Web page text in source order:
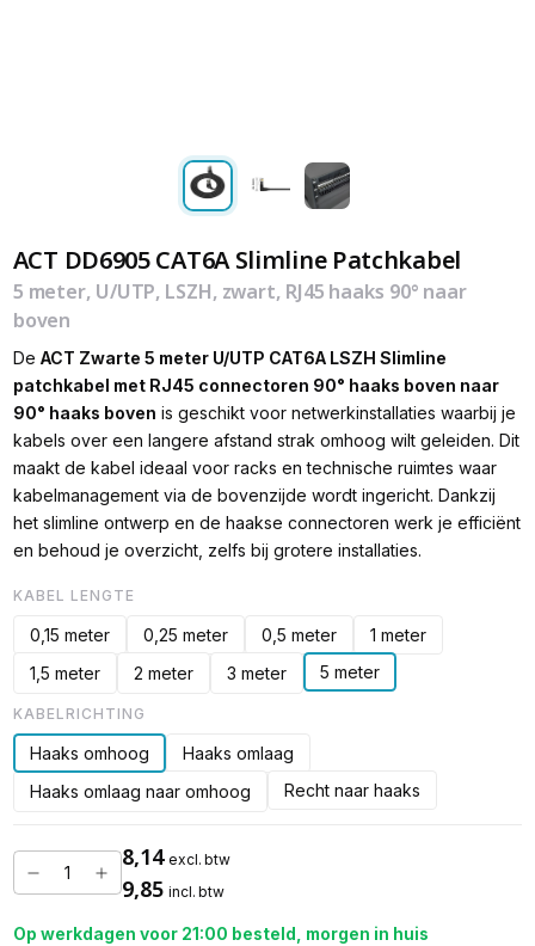
ACT DD6905 CAT6A Slimline Patchkabel
5 meter, U/UTP, LSZH, zwart, RJ45 haaks 90° naar
boven
De ACT Zwarte 5 meter U/UTP CAT6A LSZH Slimline
patchkabel met RJ45 connectoren 90° haaks boven naar
90° haaks boven is geschikt voor netwerkinstallaties waarbij je
kabels over een langere afstand strak omhoog wilt geleiden. Dit
maakt de kabel ideaal voor racks en technische ruimtes waar
kabelmanagement via de bovenzijde wordt ingericht. Dankzij
het slimline ontwerp en de haakse connectoren werk je efficiënt
en behoud je overzicht, zelfs bij grotere installaties.
KABEL LENGTE
0,15 meter 0,25 meter 0,5 meter
1 meter
1,5 meter
2 meter 3 meter 5 meter
KABELRICHTING
Haaks omhoog
Haaks omlaag
Haaks omlaag naar omhoog
Recht naar haaks
8,14 excl. btw
9,85 incl. btw
Op werkdagen voor 21:00 besteld, morgen in huis